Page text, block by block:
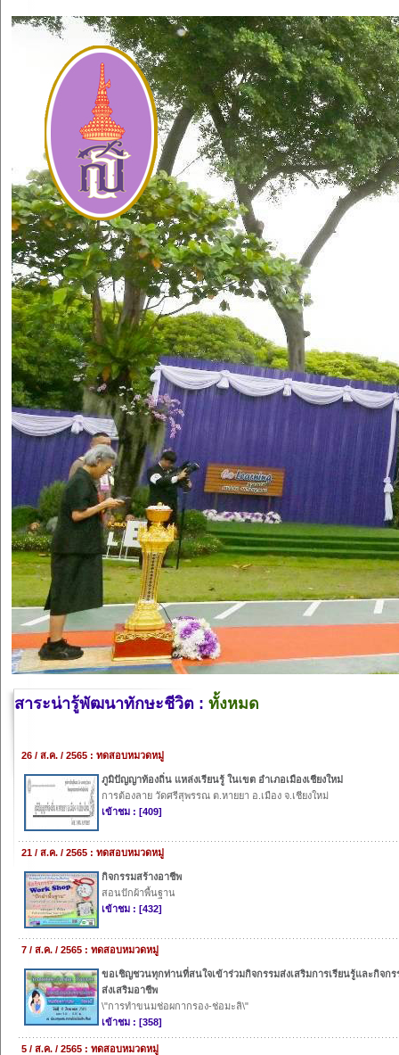
สาระน่ารู้พัฒนาทักษะชีวิต : ทั้งหมด
26 / ส.ค. / 2565 : ทดสอบหมวดหมู่
ภูมิปัญญาท้องถิ่น แหล่งเรียนรู้ ในเขต อำเภอเมืองเชียงใหม่
การต้องลาย วัดศรีสุพรรณ ต.หายยา อ.เมือง จ.เชียงใหม่
เข้าชม : [409]
21 / ส.ค. / 2565 : ทดสอบหมวดหมู่
กิจกรรมสร้างอาชีพ
สอนปักผ้าพื้นฐาน
เข้าชม : [432]
7 / ส.ค. / 2565 : ทดสอบหมวดหมู่
ขอเชิญชวนทุกท่านที่สนใจเข้าร่วมกิจกรรมส่งเสริมการเรียนรู้และกิจกร
ส่งเสริมอาชีพ
\"การทำขนมช่อผกากรอง-ช่อมะลิ\"
เข้าชม : [358]
5 / ส.ค. / 2565 : ทดสอบหมวดหมู่